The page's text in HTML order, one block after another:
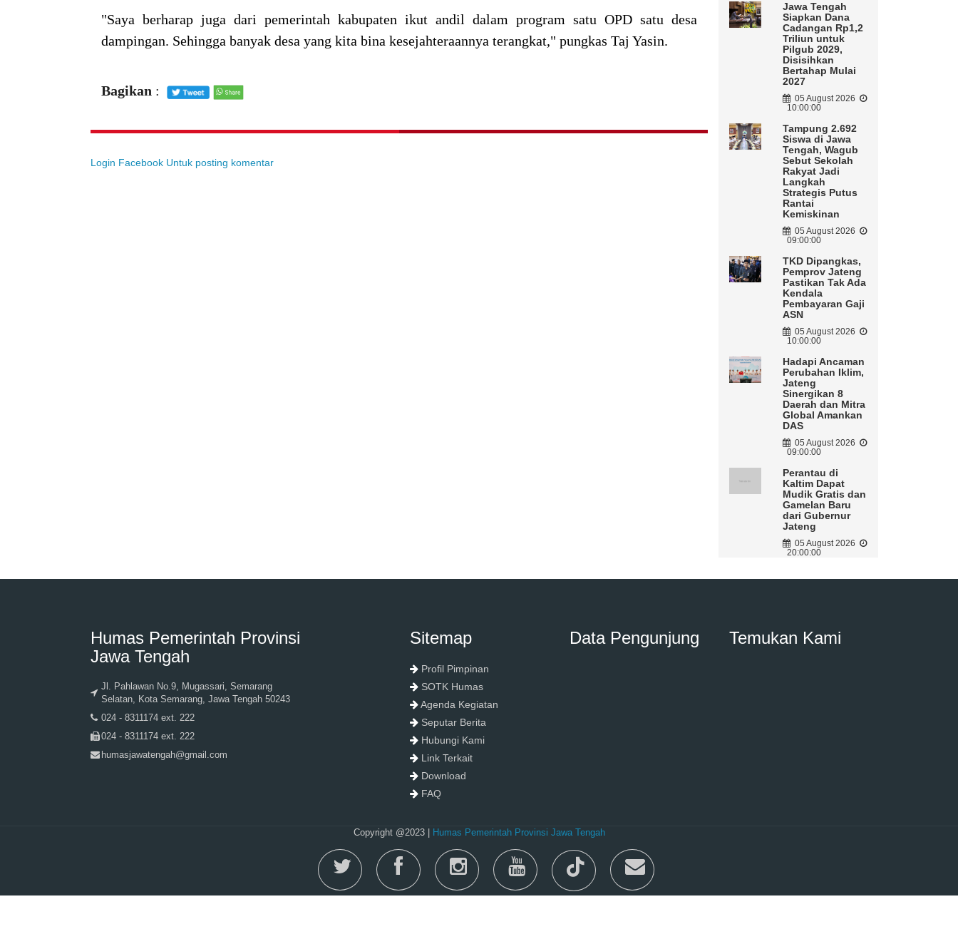
"Saya berharap juga dari pemerintah kabupaten ikut andil dalam program satu OPD satu desa
dampingan. Sehingga banyak desa yang kita bina kesejahteraannya terangkat," pungkas Taj Yasin.
Bagikan :
Login Facebook Untuk posting komentar
Jawa Tengah
Siapkan Dana
Cadangan Rp1,2
Triliun untuk
Pilgub 2029,
Disisihkan
Bertahap Mulai
2027
05 August 2026
10:00:00
Tampung 2.692
Siswa di Jawa
Tengah, Wagub
Sebut Sekolah
Rakyat Jadi
Langkah
Strategis Putus
Rantai
Kemiskinan
05 August 2026
09:00:00
TKD Dipangkas,
Pemprov Jateng
Pastikan Tak Ada
Kendala
Pembayaran Gaji
ASN
05 August 2026
10:00:00
Hadapi Ancaman
Perubahan Iklim,
Jateng
Sinergikan 8
Daerah dan Mitra
Global Amankan
DAS
05 August 2026
09:00:00
Perantau di
Kaltim Dapat
Mudik Gratis dan
Gamelan Baru
dari Gubernur
Jateng
05 August 2026
20:00:00
Humas Pemerintah Provinsi
Jawa Tengah
Jl. Pahlawan No.9, Mugassari, Semarang
Selatan, Kota Semarang, Jawa Tengah 50243
024 - 8311174 ext. 222
024 - 8311174 ext. 222
humasjawatengah@gmail.com
Sitemap
Profil Pimpinan
SOTK Humas
Agenda Kegiatan
Seputar Berita
Hubungi Kami
Link Terkait
Download
FAQ
Data Pengunjung Temukan Kami
Copyright @2023 | Humas Pemerintah Provinsi Jawa Tengah